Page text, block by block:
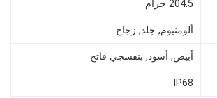
204.5 جرام
ألومنيوم, جلد, زجاج
أبيض, أسود, بنفسجي فاتح
IP68